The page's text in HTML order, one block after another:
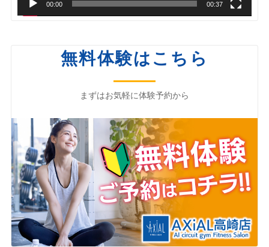
00:00 00:37
無料体験はこちら
まずはお気軽に体験予約から